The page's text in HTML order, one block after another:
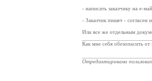
- написать заказчику на е-
- Заказчик пишет - согласен
Или все же отдельным
Как мне себя обезопасить
Отредактировано